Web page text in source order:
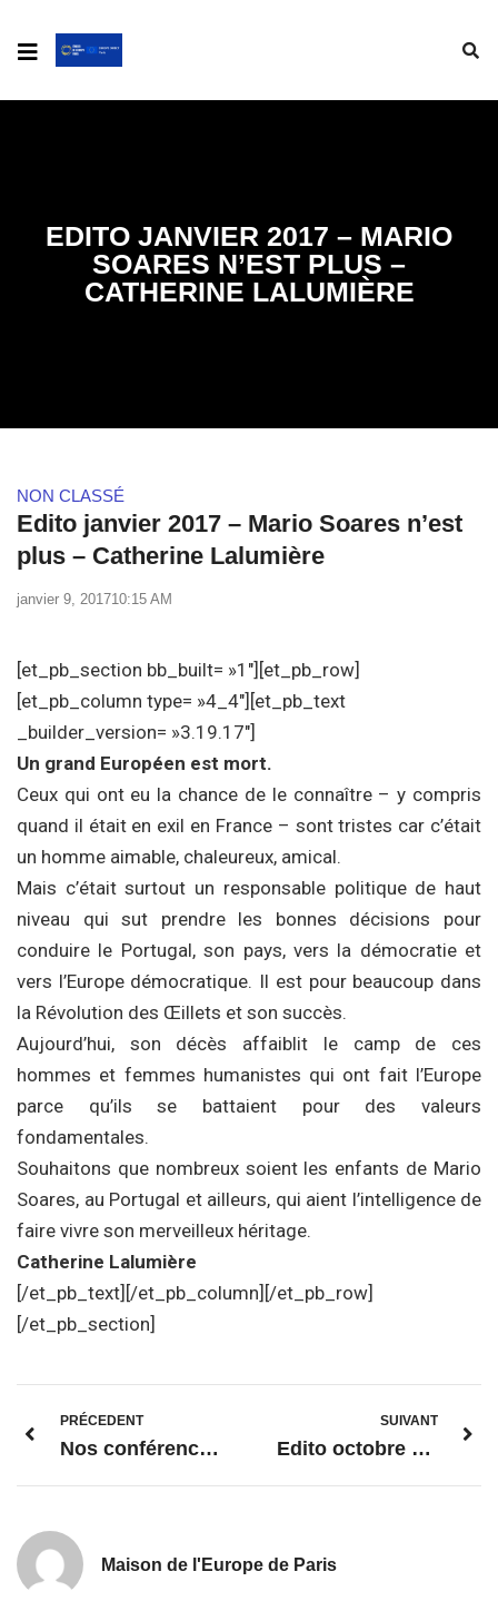
EDITO JANVIER 2017 – MARIO
SOARES N’EST PLUS –
CATHERINE LALUMIÈRE
NON CLASSÉ
Edito janvier 2017 – Mario Soares n’est
plus – Catherine Lalumière
janvier 9, 201710:15 AM
[et_pb_section bb_built= »1″][et_pb_row]
[et_pb_column type= »4_4″][et_pb_text
_builder_version= »3.19.17″]
Un grand Européen est mort.
Ceux qui ont eu la chance de le connaître – y compris
quand il était en exil en France – sont tristes car c’était
un homme aimable, chaleureux, amical.
Mais c’était surtout un responsable politique de haut
niveau qui sut prendre les bonnes décisions pour
conduire le Portugal, son pays, vers la démocratie et
vers l’Europe démocratique. Il est pour beaucoup dans
la Révolution des Œillets et son succès.
Aujourd’hui, son décès affaiblit le camp de ces
hommes et femmes humanistes qui ont fait l’Europe
parce qu’ils se battaient pour des valeurs
fondamentales.
Souhaitons que nombreux soient les enfants de Mario
Soares, au Portugal et ailleurs, qui aient l’intelligence de
faire vivre son merveilleux héritage.
Catherine Lalumière
[/et_pb_text][/et_pb_column][/et_pb_row]
[/et_pb_section]
PRÉCEDENT
Nos conférences et événements en 2016
SUIVANT
Edito octobre 2016 – Où va-t-on ? – Catherine Lalumière
Maison de l'Europe de Paris